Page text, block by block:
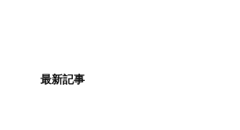
最新記事